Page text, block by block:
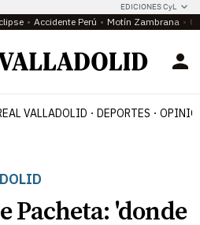
EDICIONES CyL
Accidente Perú Motín Zambrana
VALLADOLID DEPORTES
Pacheta: 'donde